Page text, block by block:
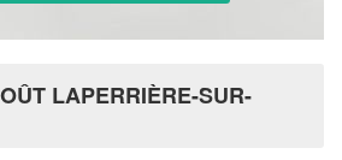
LAPERRIÈRE-SUR-